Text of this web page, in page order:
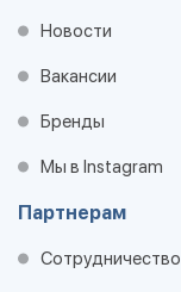
Новости
Вакансии
Бренды
Мы в Instagram
Партнерам
Сотрудничество